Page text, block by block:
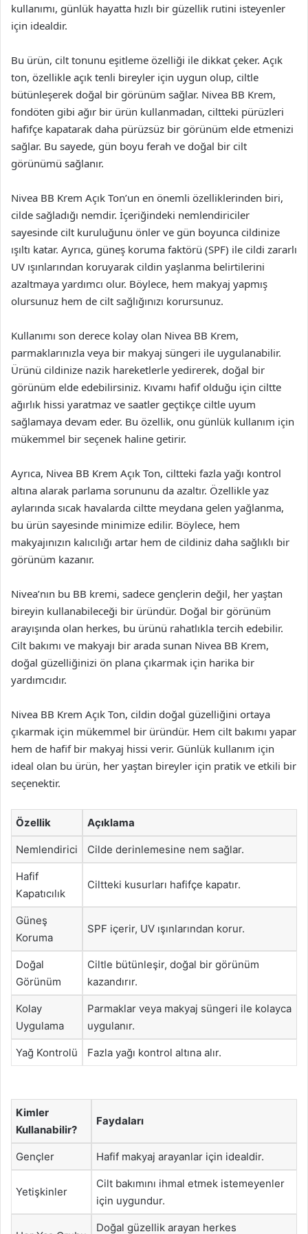
kullanımı, günlük hayatta hızlı bir güzellik rutini isteyenler
için idealdir.
Bu ürün, cilt tonunu eşitleme özelliği ile dikkat çeker. Açık
ton, özellikle açık tenli bireyler için uygun olup, ciltle
bütünleşerek doğal bir görünüm sağlar. Nivea BB Krem,
fondöten gibi ağır bir ürün kullanmadan, ciltteki pürüzleri
hafifçe kapatarak daha pürüzsüz bir görünüm elde etmenizi
sağlar. Bu sayede, gün boyu ferah ve doğal bir cilt
görünümü sağlanır.
Nivea BB Krem Açık Ton’un en önemli özelliklerinden biri,
cilde sağladığı nemdir. İçeriğindeki nemlendiriciler
sayesinde cilt kuruluğunu önler ve gün boyunca cildinize
ışıltı katar. Ayrıca, güneş koruma faktörü (SPF) ile cildi zararlı
UV ışınlarından koruyarak cildin yaşlanma belirtilerini
azaltmaya yardımcı olur. Böylece, hem makyaj yapmış
olursunuz hem de cilt sağlığınızı korursunuz.
Kullanımı son derece kolay olan Nivea BB Krem,
parmaklarınızla veya bir makyaj süngeri ile uygulanabilir.
Ürünü cildinize nazik hareketlerle yedirerek, doğal bir
görünüm elde edebilirsiniz. Kıvamı hafif olduğu için ciltte
ağırlık hissi yaratmaz ve saatler geçtikçe ciltle uyum
sağlamaya devam eder. Bu özellik, onu günlük kullanım için
mükemmel bir seçenek haline getirir.
Ayrıca, Nivea BB Krem Açık Ton, ciltteki fazla yağı kontrol
altına alarak parlama sorununu da azaltır. Özellikle yaz
aylarında sıcak havalarda ciltte meydana gelen yağlanma,
bu ürün sayesinde minimize edilir. Böylece, hem
makyajınızın kalıcılığı artar hem de cildiniz daha sağlıklı bir
görünüm kazanır.
Nivea’nın bu BB kremi, sadece gençlerin değil, her yaştan
bireyin kullanabileceği bir üründür. Doğal bir görünüm
arayışında olan herkes, bu ürünü rahatlıkla tercih edebilir.
Cilt bakımı ve makyajı bir arada sunan Nivea BB Krem,
doğal güzelliğinizi ön plana çıkarmak için harika bir
yardımcıdır.
Nivea BB Krem Açık Ton, cildin doğal güzelliğini ortaya
çıkarmak için mükemmel bir üründür. Hem cilt bakımı yapar
hem de hafif bir makyaj hissi verir. Günlük kullanım için
ideal olan bu ürün, her yaştan bireyler için pratik ve etkili bir
seçenektir.
Özellik Açıklama
Nemlendirici Cilde derinlemesine nem sağlar.
Hafif
Kapatıcılık
Ciltteki kusurları hafifçe kapatır.
Güneş
Koruma
SPF içerir, UV ışınlarından korur.
Doğal
Görünüm
Ciltle bütünleşir, doğal bir görünüm
kazandırır.
Kolay
Uygulama
Parmaklar veya makyaj süngeri ile kolayca
uygulanır.
Yağ Kontrolü Fazla yağı kontrol altına alır.
Kimler
Kullanabilir?
Faydaları
Gençler Hafif makyaj arayanlar için idealdir.
Yetişkinler
Cilt bakımını ihmal etmek istemeyenler
için uygundur.
Doğal güzellik arayan herkes